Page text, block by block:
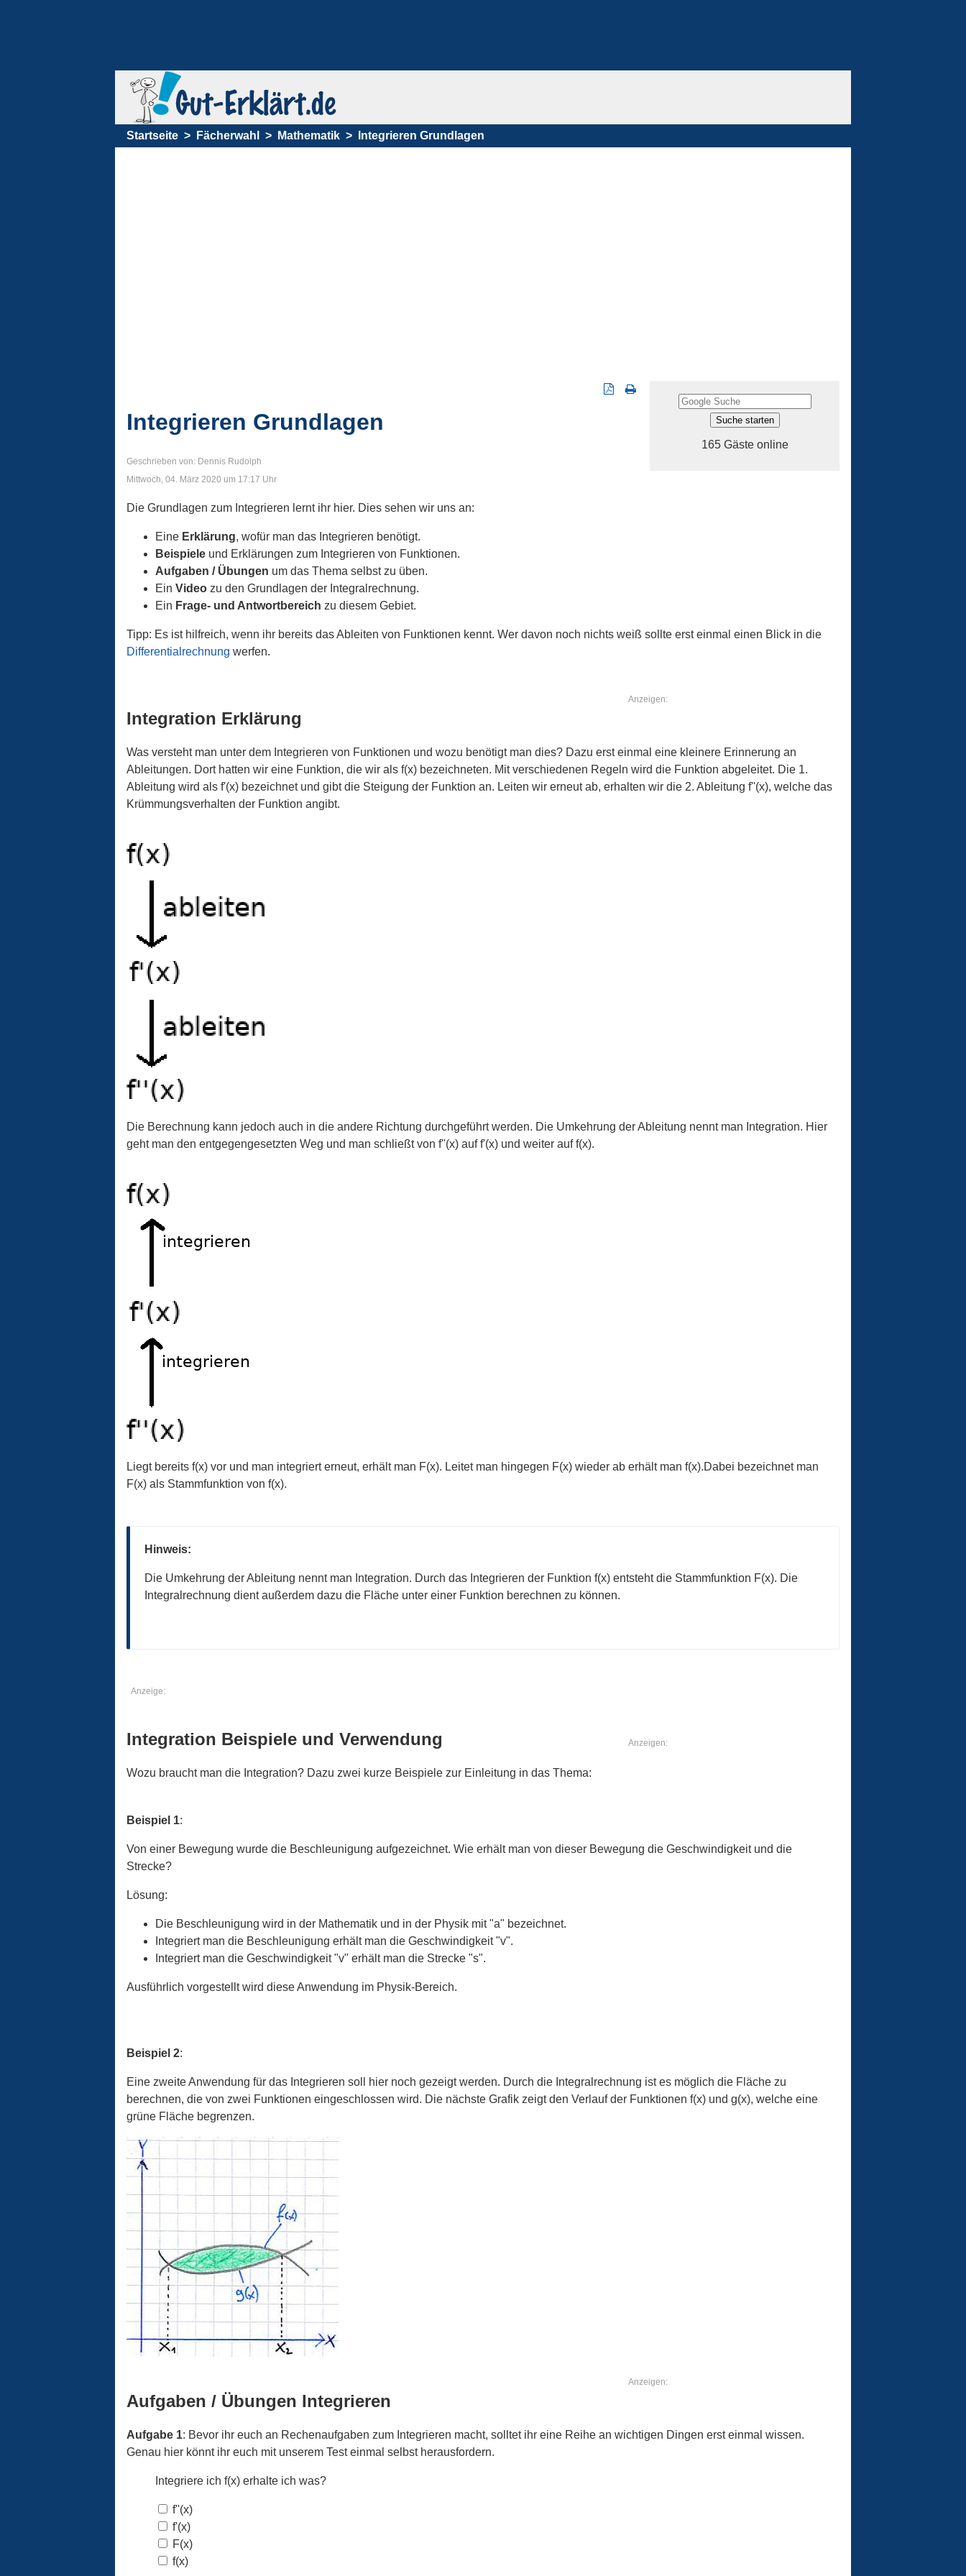
Startseite Fächerwahl Mathematik Integrieren Grundlagen
165 Gäste online
Integrieren Grundlagen
Geschrieben von: Dennis Rudolph
Mittwoch, 04. März 2020 um 17:17 Uhr
Die Grundlagen zum Integrieren lernt ihr hier. Dies sehen wir uns an:
Eine Erklärung, wofür man das Integrieren benötigt.
Beispiele und Erklärungen zum Integrieren von Funktionen.
Aufgaben / Übungen um das Thema selbst zu üben.
Ein Video zu den Grundlagen der Integralrechnung.
Ein Frage- und Antwortbereich zu diesem Gebiet.
Tipp: Es ist hilfreich, wenn ihr bereits das Ableiten von Funktionen kennt. Wer davon noch nichts weiß sollte erst einmal einen Blick in die
Differentialrechnung werfen.
Anzeigen:
Integration Erklärung
Was versteht man unter dem Integrieren von Funktionen und wozu benötigt man dies? Dazu erst einmal eine kleinere Erinnerung an
Ableitungen. Dort hatten wir eine Funktion, die wir als f(x) bezeichneten. Mit verschiedenen Regeln wird die Funktion abgeleitet. Die 1.
Ableitung wird als f'(x) bezeichnet und gibt die Steigung der Funktion an. Leiten wir erneut ab, erhalten wir die 2. Ableitung f''(x), welche das
Krümmungsverhalten der Funktion angibt.
Die Berechnung kann jedoch auch in die andere Richtung durchgeführt werden. Die Umkehrung der Ableitung nennt man Integration. Hier
geht man den entgegengesetzten Weg und man schließt von f''(x) auf f'(x) und weiter auf f(x).
Liegt bereits f(x) vor und man integriert erneut, erhält man F(x). Leitet man hingegen F(x) wieder ab erhält man f(x).Dabei bezeichnet man
F(x) als Stammfunktion von f(x).
Hinweis:
Die Umkehrung der Ableitung nennt man Integration. Durch das Integrieren der Funktion f(x) entsteht die Stammfunktion F(x). Die
Integralrechnung dient außerdem dazu die Fläche unter einer Funktion berechnen zu können.
Anzeige:
Anzeigen:
Integration Beispiele und Verwendung
Wozu braucht man die Integration? Dazu zwei kurze Beispiele zur Einleitung in das Thema:
Beispiel 1:
Von einer Bewegung wurde die Beschleunigung aufgezeichnet. Wie erhält man von dieser Bewegung die Geschwindigkeit und die
Strecke?
Lösung:
Die Beschleunigung wird in der Mathematik und in der Physik mit "a" bezeichnet.
Integriert man die Beschleunigung erhält man die Geschwindigkeit "v".
Integriert man die Geschwindigkeit "v" erhält man die Strecke "s".
Ausführlich vorgestellt wird diese Anwendung im Physik-Bereich.
Beispiel 2:
Eine zweite Anwendung für das Integrieren soll hier noch gezeigt werden. Durch die Integralrechnung ist es möglich die Fläche zu
berechnen, die von zwei Funktionen eingeschlossen wird. Die nächste Grafik zeigt den Verlauf der Funktionen f(x) und g(x), welche eine
grüne Fläche begrenzen.
Anzeigen:
Aufgaben / Übungen Integrieren
Aufgabe 1: Bevor ihr euch an Rechenaufgaben zum Integrieren macht, solltet ihr eine Reihe an wichtigen Dingen erst einmal wissen.
Genau hier könnt ihr euch mit unserem Test einmal selbst herausfordern.
Integriere ich f(x) erhalte ich was?
f''(x)
f'(x)
F(x)
f(x)